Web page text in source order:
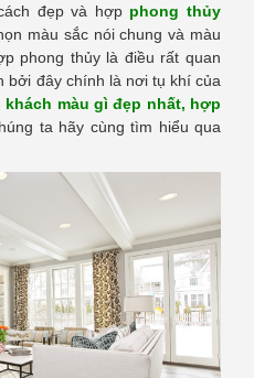
đẹp và hợp phong thủy
màu sắc nói chung và màu
phong thủy là điều rất quan
bởi đây chính là nơi tụ khí của
màu gì đẹp nhất, hợp
ta hãy cùng tìm hiểu qua